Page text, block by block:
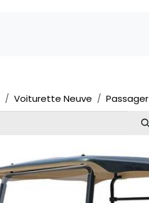
Voiturette Neuve Passager